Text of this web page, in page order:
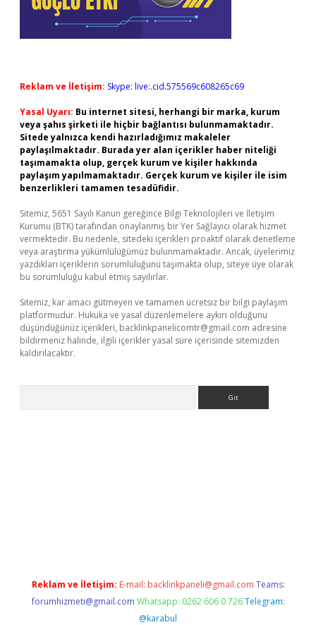
Reklam ve İletişim: Skype: live:.cid.575569c608265c69
Yasal Uyarı: Bu internet sitesi, herhangi bir marka, kurum
veya şahıs şirketi ile hiçbir bağlantısı bulunmamaktadır.
Sitede yalnızca kendi hazırladığımız makaleler
paylaşılmaktadır. Burada yer alan içerikler haber niteliği
taşımamakta olup, gerçek kurum ve kişiler hakkında
paylaşım yapılmamaktadır. Gerçek kurum ve kişiler ile isim
benzerlikleri tamamen tesadüfidir.
Sitemiz, 5651 Sayılı Kanun gereğince Bilgi Teknolojileri ve İletişim
Kurumu (BTK) tarafından onaylanmış bir Yer Sağlayıcı olarak hizmet
vermektedir. Bu nedenle, sitedeki içerikleri proaktif olarak denetleme
veya araştırma yükümlülüğümüz bulunmamaktadır. Ancak, üyelerimiz
yazdıkları içeriklerin sorumluluğunu taşımakta olup, siteye üye olarak
bu sorumluluğu kabul etmiş sayılırlar.
Sitemiz, kar amacı gütmeyen ve tamamen ücretsiz bir bilgi paylaşım
platformudur. Hukuka ve yasal düzenlemelere aykırı olduğunu
düşündüğünüz içerikleri, backlinkpanelicomtr@gmail.com adresine
bildirmeniz halinde, ilgili içerikler yasal süre içerisinde sitemizden
kaldırılacaktır.
Reklam ve İletişim: E-mail: backlinkpaneli@gmail.com Teams:
forumhizmeti@gmail.com Whatsapp: 0262 606 0 726 Telegram:
@karabul